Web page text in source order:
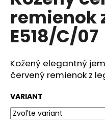
5
hviezdičiek.
remienok
E518/C/07
Kožený elegantný
červený remienok z
VARIANT
á
j
s
?